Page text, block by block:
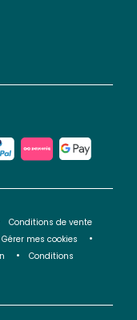
Conditions de vente
Gérer mes cookies
Conditions